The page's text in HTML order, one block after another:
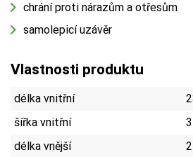
chrání proti nárazům a otřesům
samolepicí uzávěr
Vlastnosti produktu
délka vnitřní
šířka vnitřní
délka vnější